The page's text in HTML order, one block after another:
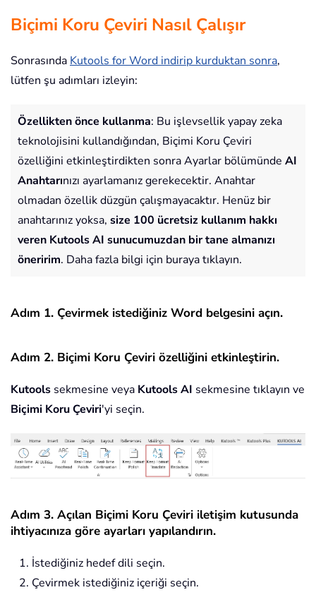
Biçimi Koru Çeviri Nasıl Çalışır
Sonrasında Kutools for Word indirip kurduktan sonra,
lütfen şu adımları izleyin:
Özellikten önce kullanma: Bu işlevsellik yapay zeka
teknolojisini kullandığından, Biçimi Koru Çeviri
özelliğini etkinleştirdikten sonra Ayarlar bölümünde AI
Anahtarınızı ayarlamanız gerekecektir. Anahtar
olmadan özellik düzgün çalışmayacaktır. Henüz bir
anahtarınız yoksa, size 100 ücretsiz kullanım hakkı
veren Kutools AI sunucumuzdan bir tane almanızı
öneririm. Daha fazla bilgi için buraya tıklayın.
Adım 1. Çevirmek istediğiniz Word belgesini açın.
Adım 2. Biçimi Koru Çeviri özelliğini etkinleştirin.
Kutools sekmesine veya Kutools AI sekmesine tıklayın ve
Biçimi Koru Çeviri'yi seçin.
Adım 3. Açılan Biçimi Koru Çeviri iletişim kutusunda
ihtiyacınıza göre ayarları yapılandırın.
İstediğiniz hedef dili seçin.
Çevirmek istediğiniz içeriği seçin.